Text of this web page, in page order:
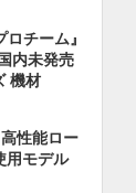
チーム』
内未発売
機材
性能ロー
用モデル